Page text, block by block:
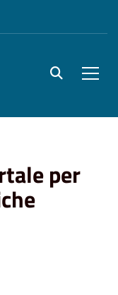
site.searc
per